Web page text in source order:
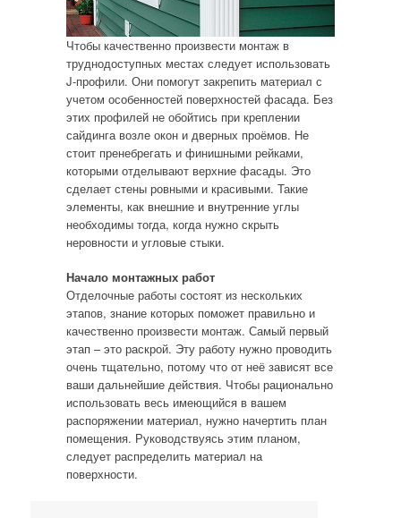
Чтобы качественно произвести монтаж в
труднодоступных местах следует использовать
J-профили. Они помогут закрепить материал с
учетом особенностей поверхностей фасада. Без
этих профилей не обойтись при креплении
сайдинга возле окон и дверных проёмов. Не
стоит пренебрегать и финишными рейками,
которыми отделывают верхние фасады. Это
сделает стены ровными и красивыми. Такие
элементы, как внешние и внутренние углы
необходимы тогда, когда нужно скрыть
неровности и угловые стыки.
Начало монтажных работ
Отделочные работы состоят из нескольких
этапов, знание которых поможет правильно и
качественно произвести монтаж. Самый первый
этап – это раскрой. Эту работу нужно проводить
очень тщательно, потому что от неё зависят все
ваши дальнейшие действия. Чтобы рационально
использовать весь имеющийся в вашем
распоряжении материал, нужно начертить план
помещения. Руководствуясь этим планом,
следует распределить материал на
поверхности.